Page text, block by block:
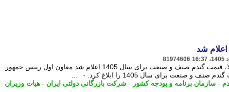
شد
81974606
خبر را برای من بخوان به گزارش سایت طلا، قیمت گندم صنف و صنعت برای سال 1405 اعلام شد.معاون اول رییس جمهور
برای سال 1405 را ابلاغ کرد. - ...
- سازمان برنامه و بودجه کشور - شرکت بازرگانی دولتی ایران - هیات وزیران -